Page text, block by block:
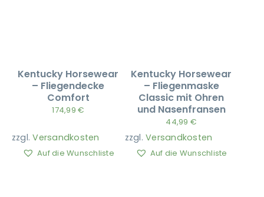
Kentucky Horsewear
– Fliegendecke
Comfort
174,99€
zzgl.Versandkosten
Auf die Wunschliste
Kentucky Horsewear
– Fliegenmaske
Classic mit Ohren
und Nasenfransen
44,99 €
zzgl.Versandkosten
Auf die Wunschliste